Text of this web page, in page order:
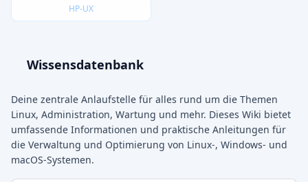
HP-UX
Wissensdatenbank
Deine zentrale Anlaufstelle für alles rund um die Themen
Linux, Administration, Wartung und mehr. Dieses Wiki bietet
umfassende Informationen und praktische Anleitungen für
die Verwaltung und Optimierung von Linux-, Windows- und
macOS-Systemen.